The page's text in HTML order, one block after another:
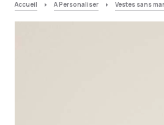
Accueil A Personaliser Vestes sans